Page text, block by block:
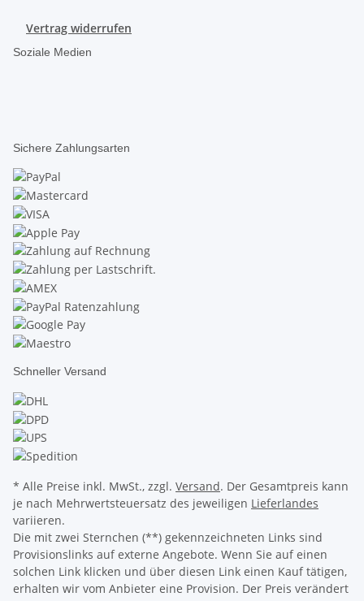
Vertrag widerrufen
Soziale Medien
Sichere Zahlungsarten
Schneller Versand
* Alle Preise inkl. MwSt., zzgl. Versand. Der Gesamtpreis kann
je nach Mehrwertsteuersatz des jeweiligen Lieferlandes
variieren.
Die mit zwei Sternchen (**) gekennzeichneten Links sind
Provisionslinks auf externe Angebote. Wenn Sie auf einen
solchen Link klicken und über diesen Link einen Kauf tätigen,
erhalten wir vom Anbieter eine Provision. Der Preis verändert